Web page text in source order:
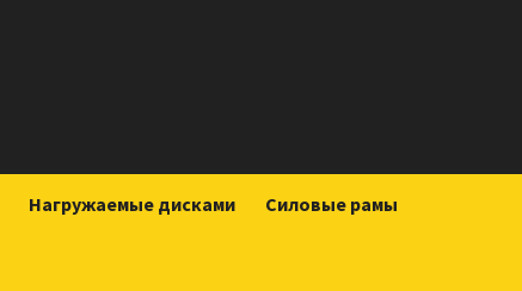
Нагружаемые дисками Силовые рамы